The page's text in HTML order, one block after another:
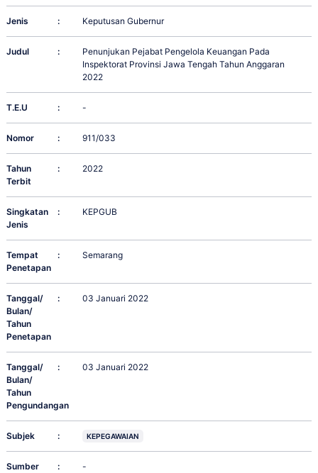
Jenis : Keputusan Gubernur
Judul :
Penunjukan Pejabat Pengelola Keuangan Pada
Inspektorat Provinsi Jawa Tengah Tahun Anggaran
2022
T.E.U : -
Nomor : 911/033
Tahun
Terbit
: 2022
Singkatan
Jenis
: KEPGUB
Tempat
Penetapan
: Semarang
Tanggal/
Bulan/
Tahun
Penetapan
: 03 Januari 2022
Tanggal/
Bulan/
Tahun
Pengundangan
: 03 Januari 2022
Subjek : KEPEGAWAIAN
Sumber : -